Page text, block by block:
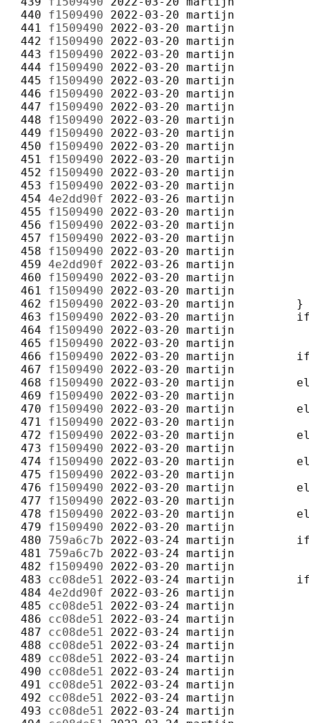
440 f1509490 2022-03-20 martijn
441 f1509490 2022-03-20 martijn
442 f1509490 2022-03-20 martijn
443 f1509490 2022-03-20 martijn
444 f1509490 2022-03-20 martijn
445 f1509490 2022-03-20 martijn
446 f1509490 2022-03-20 martijn
447 f1509490 2022-03-20 martijn
448 f1509490 2022-03-20 martijn
449 f1509490 2022-03-20 martijn
450 f1509490 2022-03-20 martijn
451 f1509490 2022-03-20 martijn
452 f1509490 2022-03-20 martijn
453 f1509490 2022-03-20 martijn
454 4e2dd90f 2022-03-26 martijn
455 f1509490 2022-03-20 martijn
456 f1509490 2022-03-20 martijn
457 f1509490 2022-03-20 martijn
458 f1509490 2022-03-20 martijn
459 4e2dd90f 2022-03-26 martijn
460 f1509490 2022-03-20 martijn
461 f1509490 2022-03-20 martijn
462 f1509490 2022-03-20 martijn
463 f1509490 2022-03-20 martijn
464 f1509490 2022-03-20 martijn
465 f1509490 2022-03-20 martijn
466 f1509490 2022-03-20 martijn
467 f1509490 2022-03-20 martijn
468 f1509490 2022-03-20 martijn
469 f1509490 2022-03-20 martijn
470 f1509490 2022-03-20 martijn
471 f1509490 2022-03-20 martijn
472 f1509490 2022-03-20 martijn
473 f1509490 2022-03-20 martijn
474 f1509490 2022-03-20 martijn
475 f1509490 2022-03-20 martijn
476 f1509490 2022-03-20 martijn
477 f1509490 2022-03-20 martijn
478 f1509490 2022-03-20 martijn
479 f1509490 2022-03-20 martijn
480 759a6c7b 2022-03-24 martijn
481 759a6c7b 2022-03-24 martijn
482 f1509490 2022-03-20 martijn
483 cc08de51 2022-03-24 martijn
484 4e2dd90f 2022-03-26 martijn
485 cc08de51 2022-03-24 martijn
486 cc08de51 2022-03-24 martijn
487 cc08de51 2022-03-24 martijn
488 cc08de51 2022-03-24 martijn
489 cc08de51 2022-03-24 martijn
490 cc08de51 2022-03-24 martijn
491 cc08de51 2022-03-24 martijn
492 cc08de51 2022-03-24 martijn
493 cc08de51 2022-03-24 martijn